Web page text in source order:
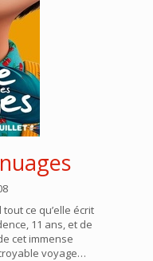
ce qu’elle écrit
11 ans, et de
cet immense
voyage…